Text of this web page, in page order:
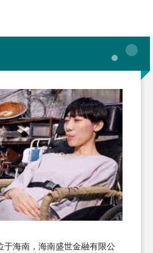
于海南，海南盛世金融有限公